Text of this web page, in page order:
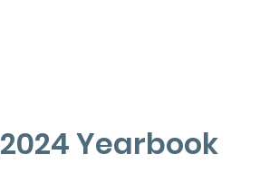
2024 Yearbook